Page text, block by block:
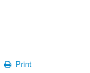
Print